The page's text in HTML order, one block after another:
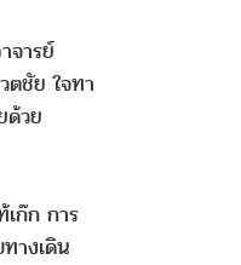
จารย์
ตชัย ใจทา
ด้วย
ก๊ก การ
างเดิน